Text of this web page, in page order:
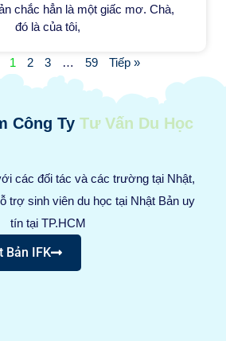
chắc hẳn là một giấc mơ. Chà,
đó là của tôi,
1 2 3 … 59 Tiếp »
Công Ty Tư Vấn Du Học
các đối tác và các trường tại Nhật,
trợ sinh viên du học tại Nhật Bản uy
tín tại TP.HCM
Bản IFK